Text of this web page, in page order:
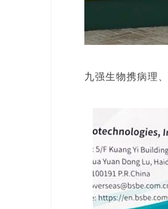
九强生物携病理